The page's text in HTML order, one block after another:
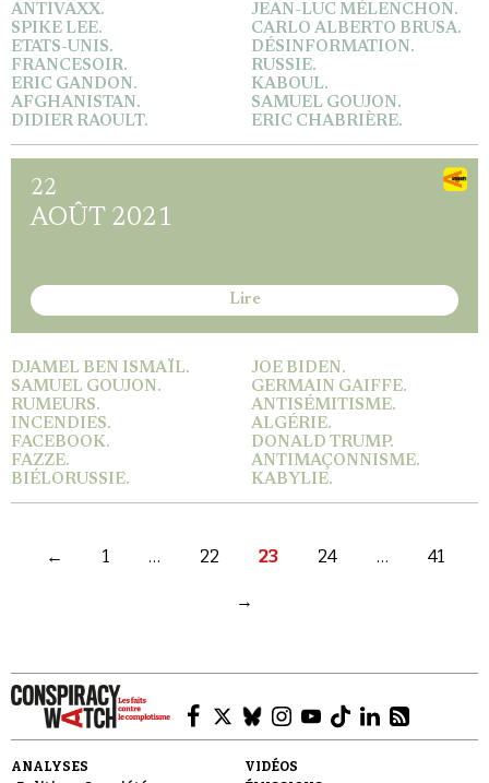
ANTIVAXX.
SPIKE LEE.
ETATS-UNIS.
FRANCESOIR.
ERIC GANDON.
AFGHANISTAN.
DIDIER RAOULT.
JEAN-LUC MÉLENCHON.
CARLO ALBERTO BRUSA.
DÉSINFORMATION.
RUSSIE.
KABOUL.
SAMUEL GOUJON.
ERIC CHABRIÈRE.
22
AOÛT 2021
Lire
DJAMEL BEN ISMAÏL.
SAMUEL GOUJON.
RUMEURS.
INCENDIES.
FACEBOOK.
FAZZE.
BIÉLORUSSIE.
JOE BIDEN.
GERMAIN GAIFFE.
ANTISÉMITISME.
ALGÉRIE.
DONALD TRUMP.
ANTIMAÇONNISME.
KABYLIE.
← 1 … 22 23 24 … 41
→
ANALYSES
VIDÉOS